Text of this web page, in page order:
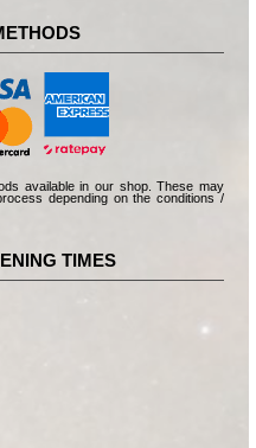
available in our shop. These may
depending on the conditions /
TIMES